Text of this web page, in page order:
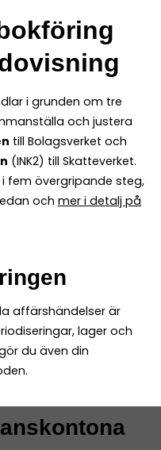
i grunden om tre
och justera
till Bolagsverket och
(INK2) till Skatteverket.
fem övergripande steg,
och mer i detalj på
affärshändelser är
lager och
du även din